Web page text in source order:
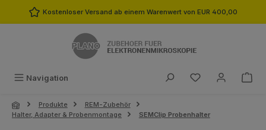
Zum Hauptinhalt springen
Kostenloser Versand ab einem Warenwert von EUR 400,00
Navigation Du hast 0
Produkte
REM-Zubehör
Halter, Adapter & Probenmontage
SEMClip Probenhalter